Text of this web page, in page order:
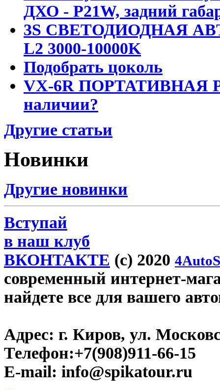
ДХО - P21W, задний
3S СВЕТОДИОДНАЯ
L2 3000-10000K
Подобрать цоколь
VX-6R ПОРТАТИВНАЯ
наличии?
Другие статьи
Новинки
Другие новинки
Вступай
в наш клуб
ВКОНТАКТЕ (c) 2020
современный интернет-
найдете все для вашего
Адрес: г. Киров, ул.
Телефон:+7(908)911-66-15
E-mail: info@spikatour.ru